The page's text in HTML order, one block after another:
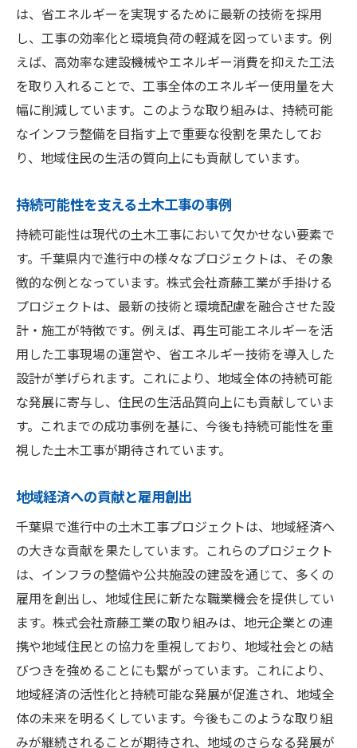
は、省エネルギーを実現するために最新の技術を採用
し、工事の効率化と環境負荷の軽減を図っています。例
えば、高効率な建設機械やエネルギー消費を抑えた工法
を取り入れることで、工事全体のエネルギー使用量を大
幅に削減しています。このような取り組みは、持続可能
なインフラ整備を目指す上で重要な役割を果たしてお
り、地域住民の生活の質向上にも貢献しています。
持続可能性を支える土木工事の事例
持続可能性は現代の土木工事において欠かせない要素で
す。千葉県内で進行中の様々なプロジェクトは、その象
徴的な例となっています。株式会社斎藤工業が手掛ける
プロジェクトは、最新の技術と環境配慮を融合させた設
計・施工が特徴です。例えば、再生可能エネルギーを活
用した工事現場の運営や、省エネルギー技術を導入した
設計が挙げられます。これにより、地域全体の持続可能
な発展に寄与し、住民の生活品質向上にも貢献していま
す。これまでの成功事例を基に、今後も持続可能性を重
視した土木工事が期待されています。
地域経済への貢献と雇用創出
千葉県で進行中の土木工事プロジェクトは、地域経済へ
の大きな貢献を果たしています。これらのプロジェクト
は、インフラの整備や公共施設の建設を通じて、多くの
雇用を創出し、地域住民に新たな職業機会を提供してい
ます。株式会社斎藤工業の取り組みは、地元企業との連
携や地域住民との協力を重視しており、地域社会との結
びつきを強めることにも繋がっています。これにより、
地域経済の活性化と持続可能な発展が促進され、地域全
体の未来を明るくしています。今後もこのような取り組
みが継続されることが期待され、地域のさらなる発展が